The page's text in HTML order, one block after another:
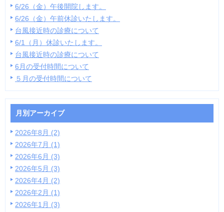
6/26（金）午後開院します。
6/26（金）午前休診いたします。
台風接近時の診療について
6/1（月）休診いたします。
台風接近時の診療について
6月の受付時間について
５月の受付時間について
月別アーカイブ
2026年8月 (2)
2026年7月 (1)
2026年6月 (3)
2026年5月 (3)
2026年4月 (2)
2026年2月 (1)
2026年1月 (3)